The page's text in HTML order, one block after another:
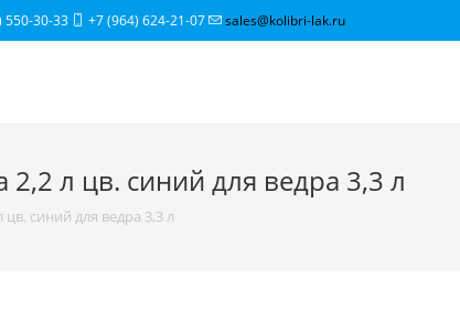
550-30-33 +7 (964) 624-21-07 sales@kolibri-lak.ru
л цв. синий для ведра 3,3 л
синий для ведра 3,3 л